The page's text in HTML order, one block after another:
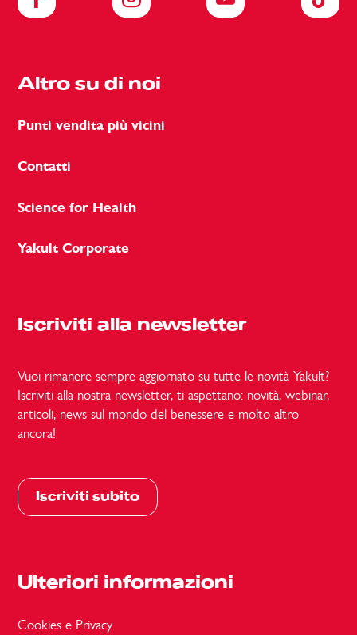
Altro su di noi
Punti vendita più vicini
Contatti
Science for Health
Yakult Corporate
Iscriviti alla newsletter
Vuoi rimanere sempre aggiornato su tutte le novità Yakult?
Iscriviti alla nostra newsletter, ti aspettano: novità, webinar,
articoli, news sul mondo del benessere e molto altro
ancora!
Iscriviti subito
Ulteriori informazioni
Cookies e Privacy